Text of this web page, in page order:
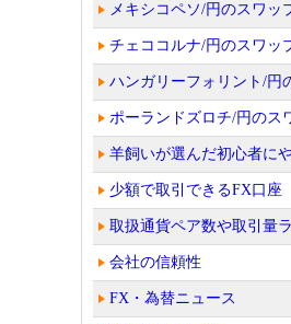
メキシコペソ/円のスワッ
チェココルナ/円のスワッ
ハンガリーフォリント/円
ポーランドズロチ/円のス
羊飼いが選んだ初心者に
少額で取引できるFX口座
取扱通貨ペア数や取引量
会社の信頼性
FX・為替ニュース